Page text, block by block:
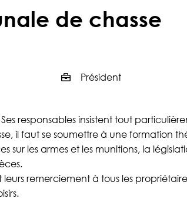
de chasse
Président
responsables insistent tout
il faut se soumettre à une formation
sur les armes et les munitions, la
remerciement à tous les